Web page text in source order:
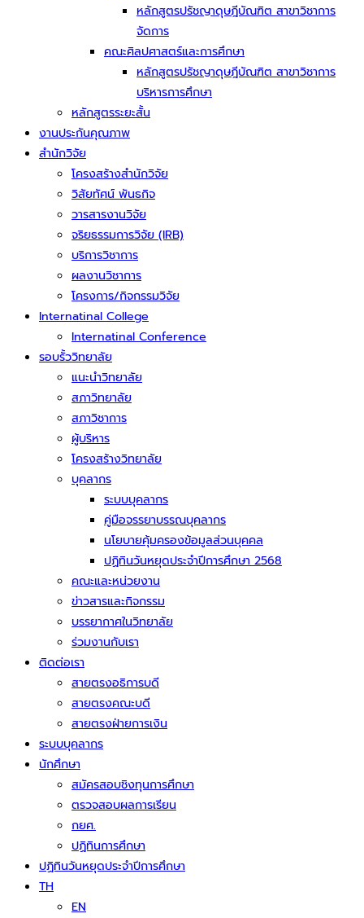
หลักสูตรปรัชญาดุษฎีบัณฑิต สาขาวิชาการ
จัดการ
คณะศิลปศาสตร์และการศึกษา
หลักสูตรปรัชญาดุษฎีบัณฑิต สาขาวิชาการ
บริหารการศึกษา
หลักสูตรระยะสั้น
งานประกันคุณภาพ
สำนักวิจัย
โครงสร้างสำนักวิจัย
วิสัยทัศน์ พันธกิจ
วารสารงานวิจัย
จริยธรรมการวิจัย (IRB)
บริการวิชาการ
ผลงานวิชาการ
โครงการ/กิจกรรมวิจัย
Internatinal College
Internatinal Conference
รอบรั้ววิทยาลัย
แนะนำวิทยาลัย
สภาวิทยาลัย
สภาวิชาการ
ผู้บริหาร
โครงสร้างวิทยาลัย
บุคลากร
ระบบบุคลากร
คู่มือจรรยาบรรณบุคลากร
นโยบายคุ้มครองข้อมูลส่วนบุคคล
ปฏิทินวันหยุดประจำปีการศึกษา 2568
คณะและหน่วยงาน
ข่าวสารและกิจกรรม
บรรยากาศในวิทยาลัย
ร่วมงานกับเรา
ติดต่อเรา
สายตรงอธิการบดี
สายตรงคณะบดี
สายตรงฝ่ายการเงิน
ระบบบุคลากร
นักศึกษา
สมัครสอบชิงทุนการศึกษา
ตรวจสอบผลการเรียน
กยศ.
ปฏิทินการศึกษา
ปฏิทินวันหยุดประจำปีการศึกษา
TH
EN